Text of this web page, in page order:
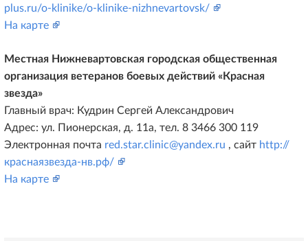
plus.ru/o-klinike/o-klinike-nizhnevartovsk/
На карте
Местная Нижневартовская городская общественная
организация ветеранов боевых действий «Красная
звезда»
Главный врач: Кудрин Сергей Александрович
Адрес: ул. Пионерская, д. 11а, тел. 8 3466 300 119
Электронная почта red.star.clinic@yandex.ru , сайт http://
краснаязвезда-нв.рф/
На карте